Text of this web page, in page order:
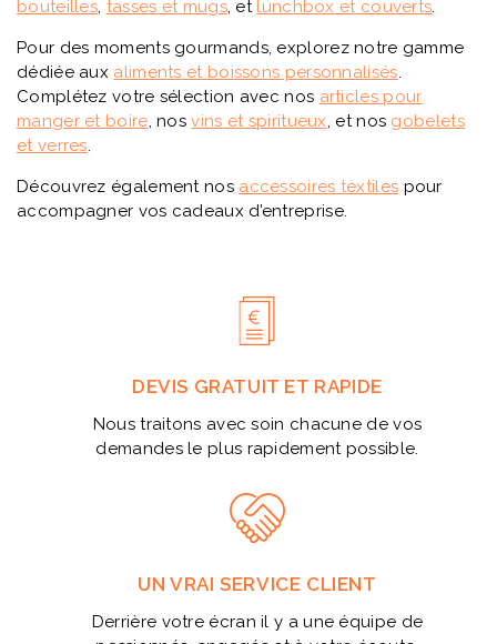
bouteilles tasses et mugs, et lunchbox et couverts
Pour des moments gourmands, explorez notre gamme
dédiée aux aliments et boissons personnalisés
Complétez votre sélection avec nos articlespour
mangeret boire , nosvins et spiritueux , et nos gobelets
et verres
Découvrez également nos accessoires textiles pour
accompagner vos cadeaux d’entreprise.
DEVIS GRATUIT ET RAPIDE
Nous traitons avec soin chacune de vos
demandes le plus rapidement possible.
UN VRAI SERVICE CLIENT
Derrière votre écran il y a une équipe de